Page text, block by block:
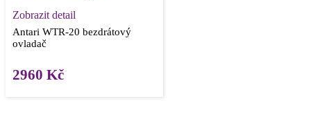
Zobrazit detail
Antari WTR-20 bezdrátový
ovladač
2960 Kč